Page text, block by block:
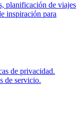
planificación de viajes
inspiración para
de privacidad.
de servicio.